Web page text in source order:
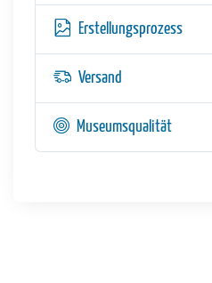
Erstellungsprozess
Versand
Museumsqualität